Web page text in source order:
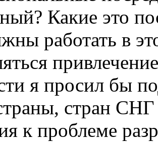
Какие это
работать в
я просил бы
стран СНГ
к проблеме